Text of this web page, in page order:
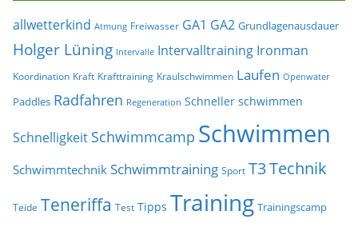
allwetterkind Atmung Freiwasser GA1 GA2 Grundlagenausdauer
Holger Lüning Intervalle Intervalltraining Ironman
Koordination Kraft Krafttraining Kraulschwimmen Laufen Openwater
Paddles Radfahren Regeneration Schneller schwimmen
Schnelligkeit Schwimmcamp Schwimmen
Schwimmtechnik Schwimmtraining Sport T3Technik
Teide Teneriffa Test Tipps Training Trainingscamp